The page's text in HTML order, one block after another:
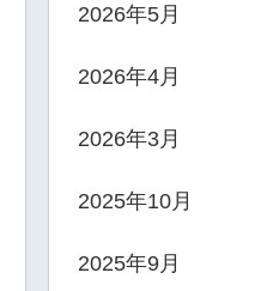
2026年5月
2026年4月
2026年3月
2025年10月
2025年9月